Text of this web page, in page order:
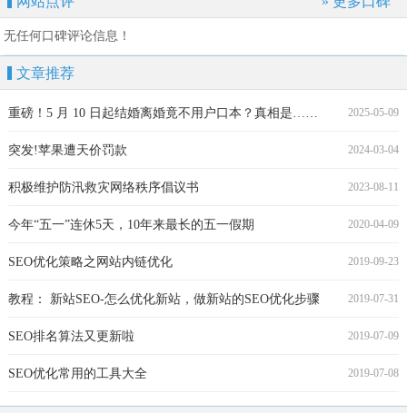
无任何口碑评论信息！
文章推荐
2025-05-09
重磅！5 月 10 日起结婚离婚竟不用户口本？真相是……
2024-03-04
突发!苹果遭天价罚款
2023-08-11
积极维护防汛救灾网络秩序倡议书
2020-04-09
今年“五一”连休5天，10年来最长的五一假期
2019-09-23
SEO优化策略之网站内链优化
2019-07-31
教程： 新站SEO-怎么优化新站，做新站的SEO优化步骤
2019-07-09
SEO排名算法又更新啦
2019-07-08
SEO优化常用的工具大全